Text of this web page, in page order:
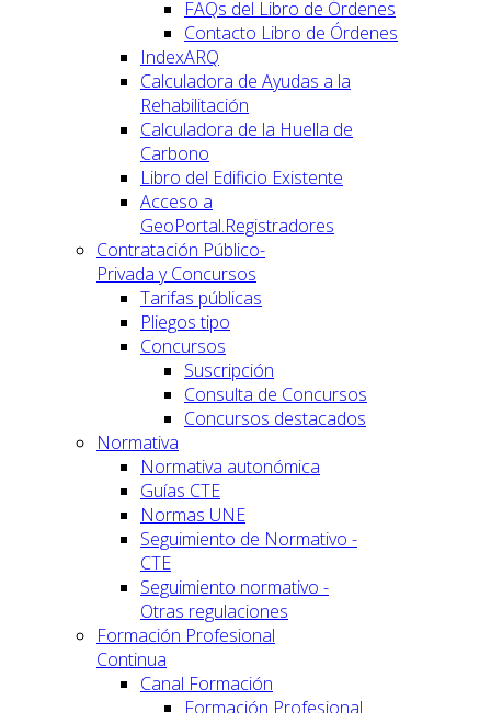
FAQs del Libro de Órdenes
Contacto Libro de Órdenes
IndexARQ
Calculadora de Ayudas a la
Rehabilitación
Calculadora de la Huella de
Carbono
Libro del Edificio Existente
Acceso a
GeoPortal.Registradores
Contratación Público-
Privada y Concursos
Tarifas públicas
Pliegos tipo
Concursos
Suscripción
Consulta de Concursos
Concursos destacados
Normativa
Normativa autonómica
Guías CTE
Normas UNE
Seguimiento de Normativo -
CTE
Seguimiento normativo -
Otras regulaciones
Formación Profesional
Continua
Canal Formación
Formación Profesional